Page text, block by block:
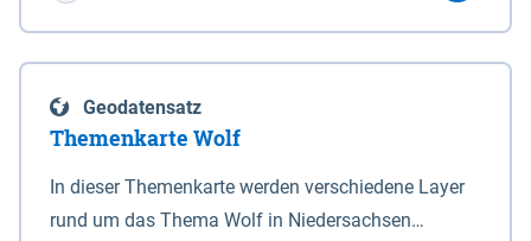
enthalten. Sperrwerke Sperrwerke sind Bauwerke
mit Sperrvorrichtungen in Tidegewässern, die dem
Schutz eines Gebietes vor erhöhten Tiden, vor allem
vor Sturmfluten, zu dienen bestimmt sind (§2 Abs.3
Geodatensatz
Themenkarte Wolf
In dieser Themenkarte werden verschiedene Layer
rund um das Thema Wolf in Niedersachsen